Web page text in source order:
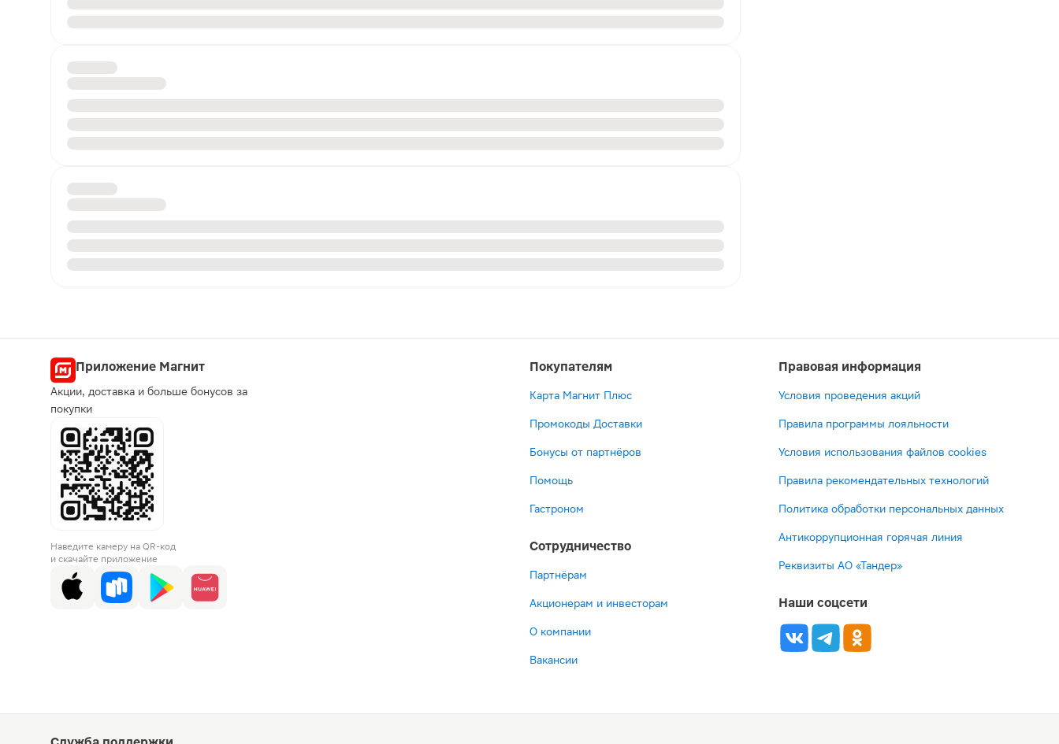
Приложение Магнит
Акции, доставка и больше бонусов за
покупки
Наведите камеру на QR-код
и скачайте приложение
Покупателям
Карта Магнит Плюс
Промокоды Доставки
Бонусы от партнёров
Помощь
Гастроном
Сотрудничество
Партнёрам
Акционерам и инвесторам
О компании
Вакансии
Правовая информация
Условия проведения акций
Правила программы лояльности
Условия использования файлов cookies
Правила рекомендательных технологий
Политика обработки персональных данных
Антикоррупционная горячая линия
Реквизиты АО «Тандер»
Наши соцсети